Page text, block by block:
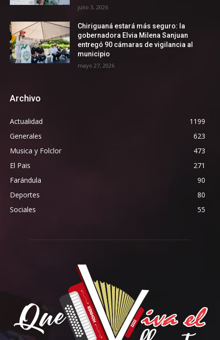
julio 3, 2026
Chiriguaná estará más seguro: la
gobernadora Elvia Milena Sanjuan
entregó 90 cámaras de vigilancia al
municipio
mayo 27, 2026
Archivo
Actualidad
1199
Generales
623
Musica y Folclor
473
El Pais
271
Farándula
90
Deportes
80
Sociales
55